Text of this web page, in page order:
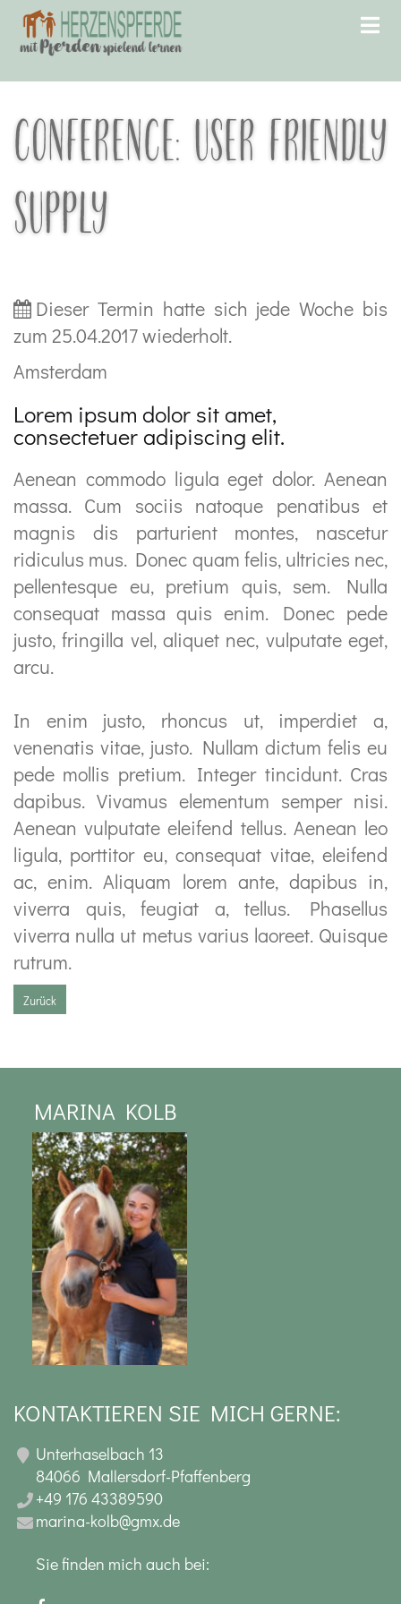
CONFERENCE: USER FRIENDLY
SUPPLY
Dieser Termin hatte sich jede Woche bis
zum 25.04.2017 wiederholt.
Amsterdam
Lorem ipsum dolor sit amet,
consectetuer adipiscing elit.
Aenean commodo ligula eget dolor. Aenean
massa. Cum sociis natoque penatibus et
magnis dis parturient montes, nascetur
ridiculus mus. Donec quam felis, ultricies nec,
pellentesque eu, pretium quis, sem. Nulla
consequat massa quis enim. Donec pede
justo, fringilla vel, aliquet nec, vulputate eget,
arcu.
In enim justo, rhoncus ut, imperdiet a,
venenatis vitae, justo. Nullam dictum felis eu
pede mollis pretium. Integer tincidunt. Cras
dapibus. Vivamus elementum semper nisi.
Aenean vulputate eleifend tellus. Aenean leo
ligula, porttitor eu, consequat vitae, eleifend
ac, enim. Aliquam lorem ante, dapibus in,
viverra quis, feugiat a, tellus. Phasellus
viverra nulla ut metus varius laoreet. Quisque
rutrum.
Zurück
MARINA KOLB
KONTAKTIEREN SIE MICH GERNE:
Unterhaselbach 13
84066 Mallersdorf-Pfaffenberg
+49 176 43389590
marina-kolb@gmx.de
Sie finden mich auch bei: